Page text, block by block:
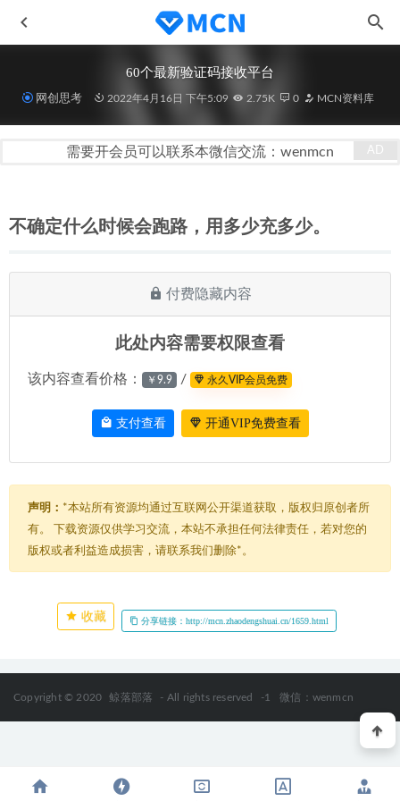
60个最新验证码接收平台
网创思考 2022年4月16日 下午5:09 2.75K 0 MCN资料库
需要开会员可以联系本微信交流：wenmcn
不确定什么时候会跑路，用多少充多少。
付费隐藏内容
此处内容需要权限查看
该内容查看价格： ￥9.9 / 永久VIP会员免费
支付查看 开通VIP免费查看
声明： *本站所有资源均通过互联网公开渠道获取，版权归原创者所
有。 下载资源仅供学习交流，本站不承担任何法律责任，若对您的
版权或者利益造成损害，请联系我们删除*。
收藏 分享链接：http://mcn.zhaodengshuai.cn/1659.html
Copyright © 2020 鲸落部落 - All rights reserved -1 微信：wenmcn
全民小视频MCN机构入驻指南 2020-11-09
现在做抖音短视频还来得急吗？其实现在是最好的时候
美团饿了么外卖红包CPS推广的方法论和干货经验感悟